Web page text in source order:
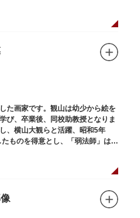
た画家です。観山は幼少から絵を
び、卒業後、同校助教授となりま
、横山大観らと活躍、昭和5年
ものを得意とし、「弱法師」は代
にあります。